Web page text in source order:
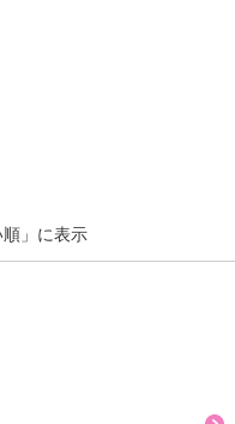
」に表示